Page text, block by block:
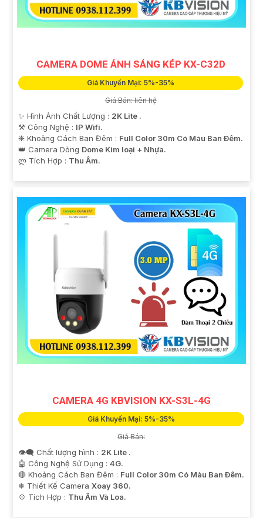
CAMERA DOME ÁNH SÁNG KÉP KX-C32D
Giá Khuyến Mại: 5%-35%
Giá Bán: liên hệ
✨ Hình Ành Chất Lượng : 2K Lite .
⚒ Công Nghệ : IP Wifi.
❈ Khoảng Cách Ban Đêm : Full Color 30m Có Màu Ban Ðêm.
👑 Camera Dòng Dome Kim loại + Nhựa.
️ლ Tích Hợp : Thu Âm.
CAMERA 4G KBVISION KX-S3L-4G
Giá Khuyến Mại: 5%-35%
Giá Bán:
👁️‍🗨 Chất lượng hình : 2K Lite .
🤖️ Công Nghệ Sử Dụng : 4G.
🔴 Khoảng Cách Ban Đêm : Full Color 30m Có Màu Ban Ðêm.
❄ Thiết Kế Camera Xoay 360.
️💠 Tích Hợp : Thu Âm Và Loa.